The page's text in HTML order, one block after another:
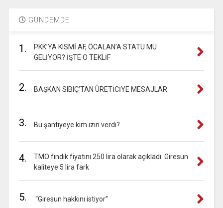
GÜNDEMDE
1.
PKK’YA KISMİ AF, ÖCALAN’A STATÜ MÜ
GELİYOR? İŞTE O TEKLİF
2. BAŞKAN SIBIÇ’TAN ÜRETİCİYE MESAJLAR
3. Bu şantiyeye kim izin verdi?
4.
TMO fındık fiyatını 250 lira olarak açıkladı. Giresun
kaliteye 5 lira fark
5. “Giresun hakkını istiyor”